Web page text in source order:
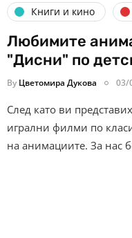
Книги и кино
Любимите
"Дисни" по
By Цветомира Дукова 03/
След като ви
игрални филми по
на анимациите. За нас